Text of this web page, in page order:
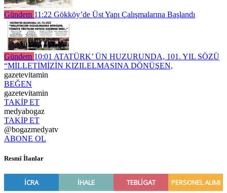
Gündem 11:22 Gökköy’de Üst Yapı Çalışmalarına Başlandı
Gündem 10:01 ATATÜRK’ ÜN HUZURUNDA, 101. YIL SÖZÜ
“MİLLETİMİZİN KIZILELMASINA DÖNÜŞEN,
gazetevitamin
BEĞEN
gazetevitamin
TAKİP ET
medyabogaz
TAKİP ET
@bogazmedyatv
ABONE OL
Resmî İlanlar